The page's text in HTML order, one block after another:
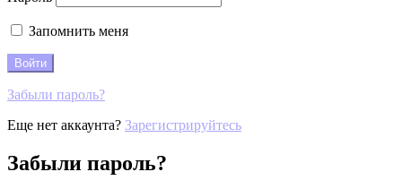
Запомнить меня
Забыли пароль?
Еще нет аккаунта? Зарегистрируйтесь
Забыли пароль?